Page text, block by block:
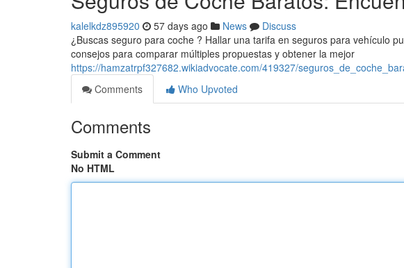
kalelkdz895920 57 days ago News
Discuss
¿Buscas seguro para coche ? Hallar una tarifa en seguros para vehículo
consejos para comparar múltiples propuestas y obtener la mejor
https://hamzatrpf327682.wikiadvocate.com/419327/
Comments
Who Upvoted
Comments
Submit a Comment
No HTML